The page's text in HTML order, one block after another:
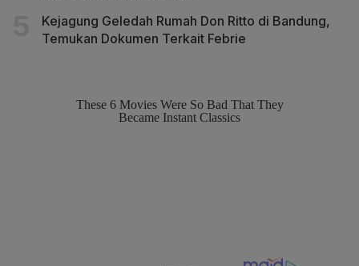
Kejagung Geledah Rumah Don Ritto di Bandung,
Temukan Dokumen Terkait Febrie